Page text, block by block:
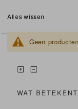
Geen
WAT
Alles wissen